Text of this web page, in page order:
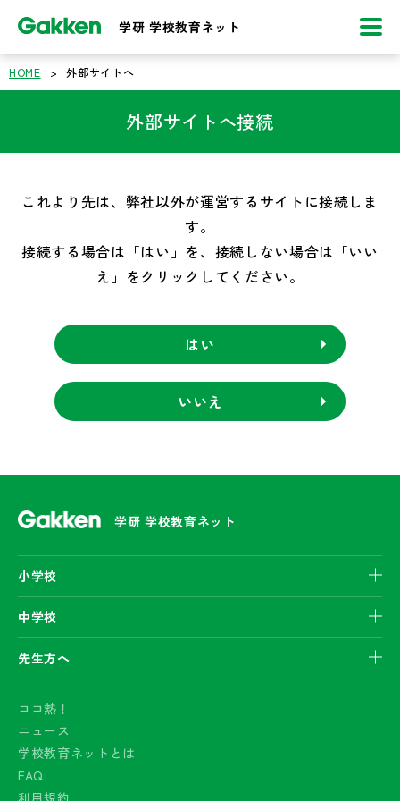
学研 学校教育ネット
HOME > 外部サイトへ
外部サイトへ接続
これより先は、弊社以外が運営するサイトに接続しま
す。
接続する場合は「はい」を、接続しない場合は「いい
え」をクリックしてください。
はい
いいえ
学研 学校教育ネット
小学校
中学校
先生方へ
ココ熱！
ニュース
学校教育ネットとは
FAQ
利用規約